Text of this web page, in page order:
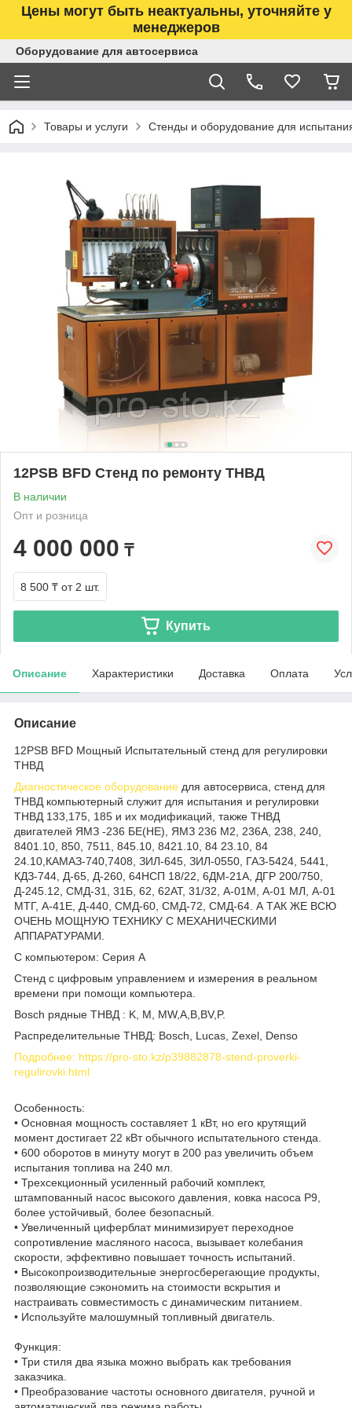
Цены могут быть неактуальны, уточняйте у
менеджеров
Оборудование для автосервиса
Товары и услуги Стенды и оборудование для
12PSB BFD Стенд по ремонту ТНВД
В наличии
Опт и розница
4 000 000 ₸
8 500 ₸ от 2 шт.
Купить
Описание Характеристики Доставка Оплата
Описание
12PSB BFD Мощный Испытательный стенд для регулировки
ТНВД
Диагностическое оборудование для автосервиса, стенд для
ТНВД компьютерный служит для испытания и регулировки
ТНВД 133,175, 185 и их модификаций, также ТНВД
двигателей ЯМЗ -236 БЕ(НЕ), ЯМЗ 236 М2, 236А, 238, 240,
8401.10, 850, 7511, 845.10, 8421.10, 84 23.10, 84
24.10,КАМАЗ-740,7408, ЗИЛ-645, ЗИЛ-0550, ГАЗ-5424, 5441,
КДЗ-744, Д-65, Д-260, 64НСП 18/22, 6ДМ-21А, ДГР 200/750,
Д-245.12, СМД-31, 31Б, 62, 62АТ, 31/32, А-01М, А-01 МЛ, А-01
МТГ, А-41Е, Д-440, СМД-60, СМД-72, СМД-64. А ТАК ЖЕ ВСЮ
ОЧЕНЬ МОЩНУЮ ТЕХНИКУ С МЕХАНИЧЕСКИМИ
АППАРАТУРАМИ.
С компьютером: Серия A
Стенд с цифровым управлением и измерения в реальном
времени при помощи компьютера.
Bosch рядные ТНВД : K, M, MW,A,B,BV,P.
Распределительные ТНВД: Bosch, Lucas, Zexel, Denso
Подробнее: https://pro-sto.kz/p39882878-stend-proverki-
regulirovki.html
Особенность:
• Основная мощность составляет 1 кВт, но его крутящий
момент достигает 22 кВт обычного испытательного стенда.
• 600 оборотов в минуту могут в 200 раз увеличить объем
испытания топлива на 240 мл.
• Трехсекционный усиленный рабочий комплект,
штампованный насос высокого давления, ковка насоса Р9,
более устойчивый, более безопасный.
• Увеличенный циферблат минимизирует переходное
сопротивление масляного насоса, вызывает колебания
скорости, эффективно повышает точность испытаний.
• Высокопроизводительные энергосберегающие продукты,
позволяющие сэкономить на стоимости вскрытия и
настраивать совместимость с динамическим питанием.
• Используйте малошумный топливный двигатель.
Функция:
• Три стиля два языка можно выбрать как требования
заказчика.
• Преобразование частоты основного двигателя, ручной и